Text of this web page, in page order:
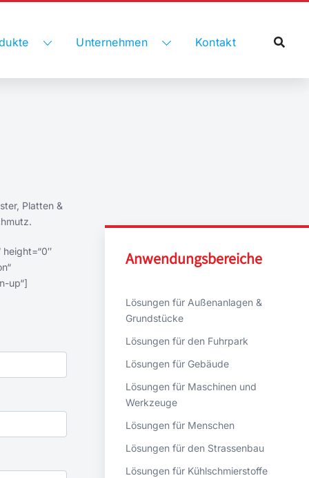
Unternehmen Kontakt
Platten &
height=“0″
up“]
Anwendungsbereiche
Lösungen für Außenanlagen &
Grundstücke
Lösungen für den Fuhrpark
Lösungen für Gebäude
Lösungen für Maschinen und
Werkzeuge
Lösungen für Menschen
Lösungen für den Strassenbau
Lösungen für Kühlschmierstoffe